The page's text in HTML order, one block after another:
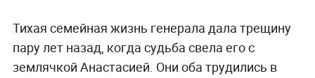
Тихая семейная жизнь генерала дала трещину
пару лет назад, когда судьба свела его с
землячкой Анастасией. Они оба трудились в